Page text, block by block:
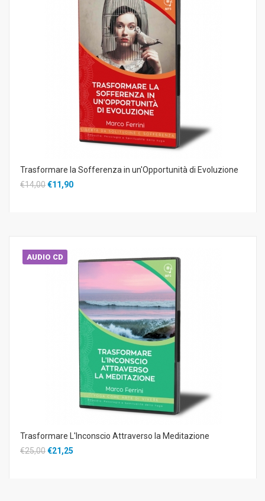
Trasformare la Sofferenza in un'Opportunità di Evoluzione
€14,00€11,90
AUDIO CD
Trasformare L'Inconscio Attraverso la Meditazione
€25,00€21,25